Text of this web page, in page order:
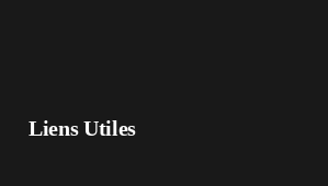
Liens Utiles